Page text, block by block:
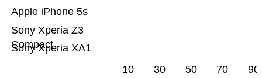
Sony Xperia XA1
Sony Xperia Z3
Compact
Apple iPhone 5s
10 30 50 70 90